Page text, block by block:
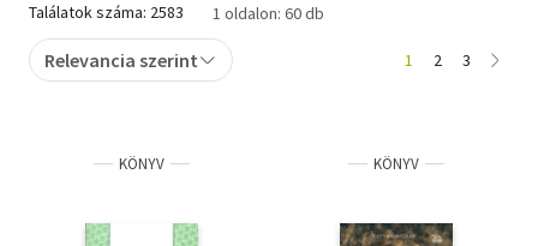
Szótár, nyelvkönyv
Tankönyv, segédkönyv
Történelem
Találatok száma: 2583 1 oldalon: 60 db
Relevancia szerint 1 2 3
KÖNYV KÖNYV